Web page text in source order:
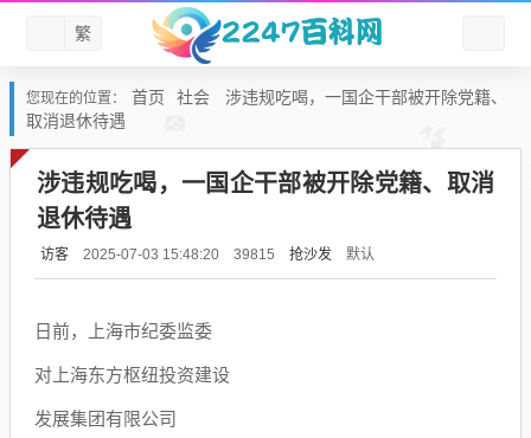
繁
您现在的位置： 首页 社会
涉违规吃喝，一国企干部被开除党籍、
取消退休待遇
涉违规吃喝，一国企干部被开除党籍、取消
退休待遇
访客 2025-07-03 15:48:20 39815 抢沙发 默认
日前，上海市纪委监委
对上海东方枢纽投资建设
发展集团有限公司